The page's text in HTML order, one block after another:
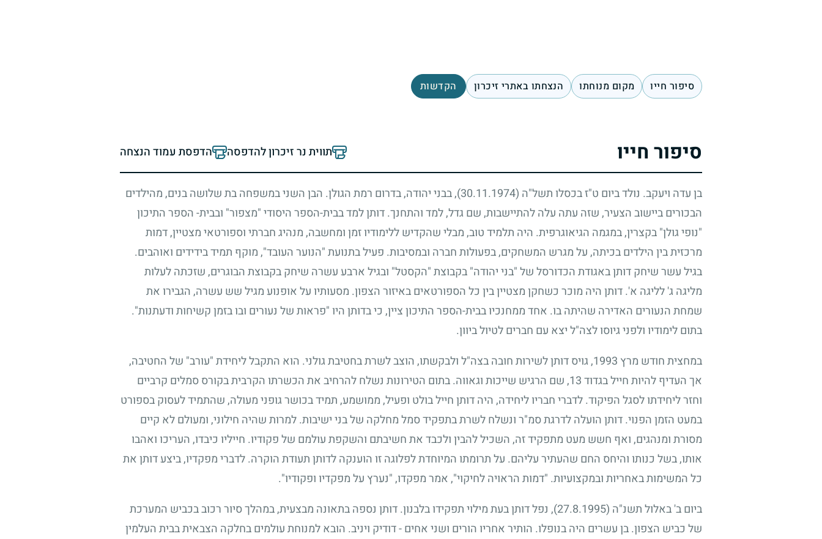
סיפור חייו מקום מנוחתו הנצחתו באתרי זיכרון הקדשות
סיפור חייו תווית נר זיכרון להדפסה הדפסת עמוד הנצחה
בן עדה ויעקב. נולד ביום ט"ז בכסלו תשל"ה (30.11.1974)
, בבני יהודה, בדרום רמת הגולן. הבן השני במשפחה בת שלושה בנים, מהילדים
הבכורים ביישוב הצעיר, שזה עתה עלה להתיישבות, שם גדל, למד והתחנך. דותן למד בבית-הספר היסודי "מצפור" ובבית- הספר התיכון
"נופי גולן" בקצרין, במגמה הגיאוגרפית. היה תלמיד טוב, מבלי שהקדיש ללימודיו זמן ומחשבה, מנהיג חברתי וספורטאי מצטיין, דמות
מרכזית בין הילדים בכיתה, על מגרש המשחקים, בפעולות חברה ובמסיבות. פעיל בתנועת "הנוער העובד", מוקף תמיד בידידים ואוהבים.
בגיל עשר שיחק דותן באגודת הכדורסל של "בני יהודה" בקבוצת "הקסטל" ובגיל ארבע עשרה שיחק בקבוצת הבוגרים, שזכתה לעלות
מליגה ג' לליגה א'. דותן היה מוכר כשחקן מצטיין בין כל הספורטאים באיזור הצפון. מסעותיו על אופנוע מגיל שש עשרה, הגבירו את
שמחת הנעורים האדירה שהיתה בו. אחד ממחנכיו בבית-הספר התיכון ציין, כי בדותן היו "פראות של נעורים ובו בזמן קשיחות ודעתנות".
בתום לימודיו ולפני גיוסו לצה"ל יצא עם חברים לטיול ביוון.
במחצית חודש מרץ 1993, גויס דותן לשירות חובה בצה"ל ולבקשתו, הוצב לשרת בחטיבת גולני. הוא התקבל ליחידת "עורב" של החטיבה,
אך העדיף להיות חייל בגדוד13, שם הרגיש שייכות וגאווה. בתום הטירונות נשלח להרחיב את הכשרתו הקרבית בקורס סמלים קרביים
וחזר ליחידתו לסגל הפיקוד. לדברי חבריו ליחידה, היה דותן חייל בולט ופעיל, ממושמע, תמיד בכושר גופני מעולה, שהתמיד לעסוק בספורט
במעט הזמן הפנוי. דותן הועלה לדרגת סמ"ר ונשלח לשרת בתפקיד סמל מחלקה של בני ישיבות. למרות שהיה חילוני, ומעולם לא קיים
מסורת ומנהגים, ואף חשש מעט מתפקיד זה, השכיל להבין ולכבד את חשיבתם והשקפת עולמם של פקודיו. חייליו כיבדו, העריכו ואהבו
אותו, בשל כנותו והיחס החם שהעתיר עליהם. על תרומתו המיוחדת לפלוגה זו הוענקה לדותן תעודת הוקרה. לדברי מפקדיו, ביצע דותן את
כל המשימות באחריות ובמקצועיות. "דמות הראויה לחיקוי", אמר מפקדו, "נערץ על מפקדיו ופקודיו".
ביום ב' באלול תשנ"ה (27.8.1995)
, נפל דותן בעת מילוי תפקידו בלבנון. דותן נספה בתאונה מבצעית, במהלך סיור רכוב בכביש המערכת
של כביש הצפון. בן עשרים היה בנופלו. הותיר אחריו הורים ושני אחים - דודיק ויניב. הובא למנוחת עולמים בחלקה הצבאית בבית העלמין